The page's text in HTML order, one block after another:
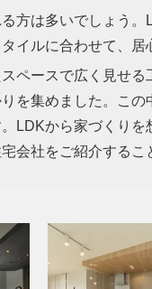
方は多いでしょう
イルに合わせて、
ペースで広く見せ
を集めました。こ
LDKから家づくり
会社をご紹介するこ